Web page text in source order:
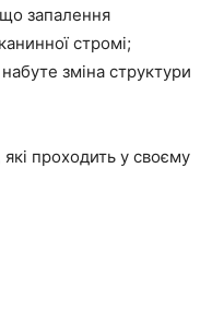
запалення
стромі;
зміна структури
які проходить у своєму